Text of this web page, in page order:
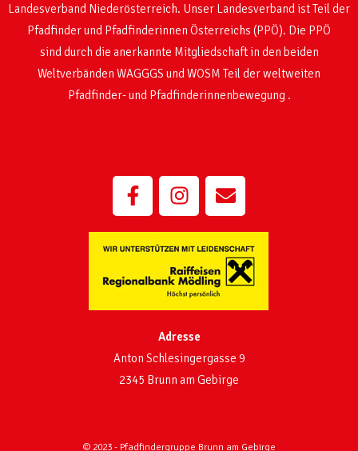
Landesverband Niederösterreich. Unser Landesverband ist Teil der
Pfadfinder und Pfadfinderinnen Österreichs (PPÖ). Die PPÖ
sinddurch die anerkannte Mitgliedschaft in den beiden
Weltverbänden WAGGGS und WOSM Teil der weltweiten
Pfadfinder- und Pfadfinderinnenbewegung .
Adresse
Anton Schlesingergasse 9
2345 Brunn am Gebirge
© 2023 - Pfadfindergruppe Brunn am Gebirge